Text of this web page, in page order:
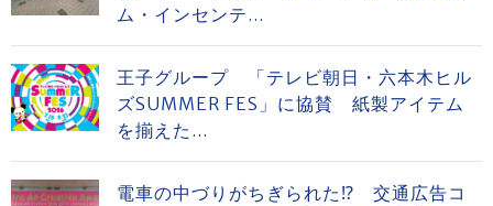
ム・インセンテ...
王子グループ 「テレビ朝日・六本木ヒル
ズSUMMER FES」に協賛 紙製アイテム
を揃えた...
電車の中づりがちぎられた⁉ 交通広告コ